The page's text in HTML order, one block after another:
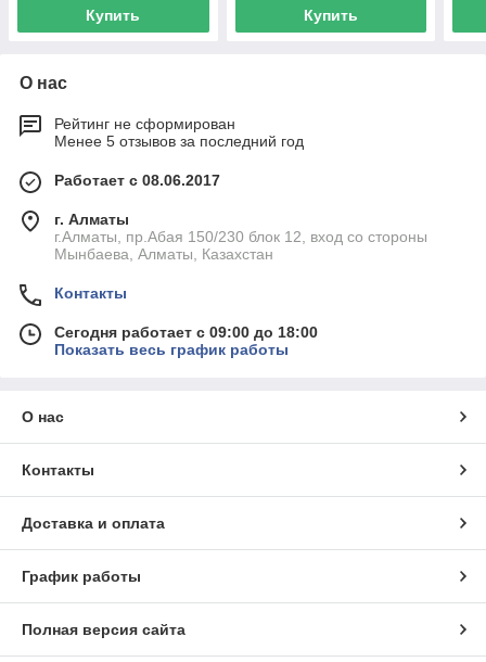
Купить Купить
О нас
Рейтинг не сформирован
Менее 5 отзывов за последний год
Работает с 08.06.2017
г. Алматы
г.Алматы, пр.Абая 150/230 блок 12, вход со стороны
Мынбаева, Алматы, Казахстан
Контакты
Сегодня работает с 09:00 до 18:00
Показать весь график работы
О нас
Контакты
Доставка и оплата
График работы
Полная версия сайта